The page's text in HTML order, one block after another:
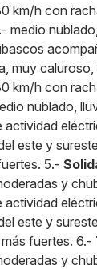
km/h con
.- medio
muy
km/h con
nublado,
actividad
este y
5.-
y
actividad
este y
fuertes. 6.-
y